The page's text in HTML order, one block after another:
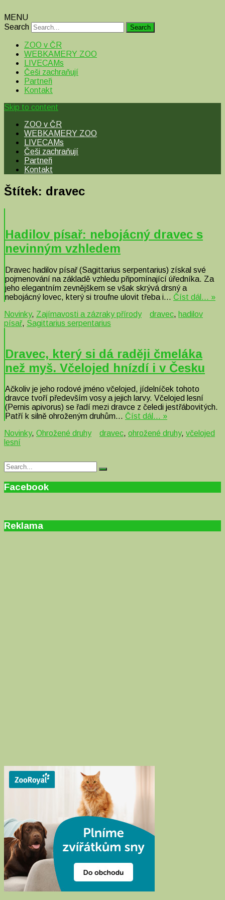
MENU
Search
ZOO v ČR
WEBKAMERY ZOO
LIVECAMs
Češi zachraňují
Partneři
Kontakt
Skip to content
ZOO v ČR
WEBKAMERY ZOO
LIVECAMs
Češi zachraňují
Partneři
Kontakt
Štítek: dravec
Hadilov písař: nebojácný dravec s
nevinným vzhledem
Dravec hadilov písař (Sagittarius serpentarius) získal své
pojmenování na základě vzhledu připomínající úředníka. Za
jeho elegantním zevnějškem se však skrývá drsný a
nebojácný lovec, který si troufne ulovit třeba i… Číst dál… »
Novinky, Zajímavosti a zázraky přírody dravec, hadilov
písař, Sagittarius serpentarius
Dravec, který si dá raději čmeláka
než myš. Včelojed hnízdí i v Česku
Ačkoliv je jeho rodové jméno včelojed, jídelníček tohoto
dravce tvoří především vosy a jejich larvy. Včelojed lesní
(Pernis apivorus) se řadí mezi dravce z čeledi jestřábovitých.
Patří k silně ohroženým druhům… Číst dál… »
Novinky, Ohrožené druhy dravec, ohrožené druhy, včelojed
lesní
Search
for:
Search
Facebook
Reklama